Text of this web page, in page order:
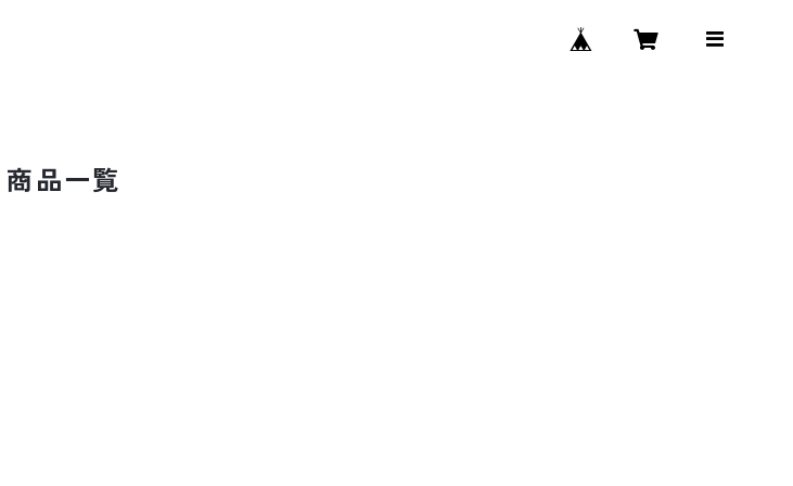
商品一覧